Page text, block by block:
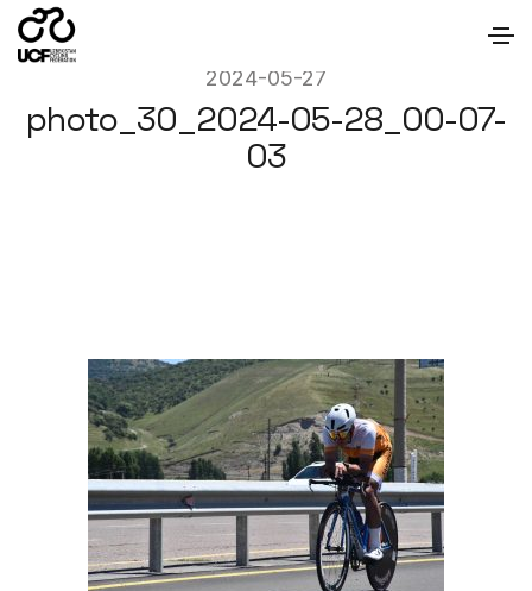
2024-05-27
photo_30_2024-05-28_00-07-
03